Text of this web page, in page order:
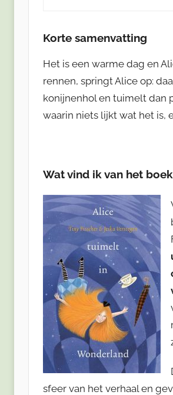
Korte samenvatting
Het is een warme dag en
rennen, springt Alice op:
konijnenhol en tuimelt dan
waarin niets lijkt wat het is,
Wat vind ik van het
sfeer van het verhaal en